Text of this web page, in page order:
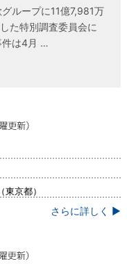
ループに11億7,981万
た特別調査委員会に
件は4月 …
京都）
さらに詳しく ▶